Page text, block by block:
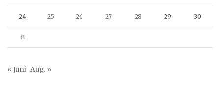
24 25 26 27 28 29 30
31
« Juni Aug. »